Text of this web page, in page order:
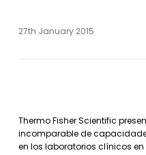
27th January 2015
Thermo Fisher Scientific
incomparable de
en los laboratorios clínicos